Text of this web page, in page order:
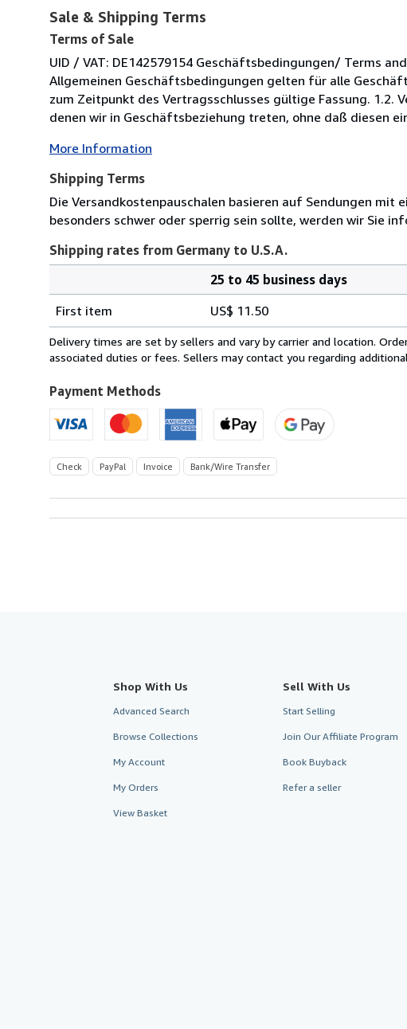
Sale & Shipping Terms
Terms of Sale
UID / VAT: DE142579154 Geschäftsbedingungen/ Terms
Allgemeinen Geschäftsbedingungen gelten für alle
zum Zeitpunkt des Vertragsschlusses gültige Fassung. 1.2.
denen wir in Geschäftsbeziehung treten, ohne daß diesen
More Information
Shipping Terms
Die Versandkostenpauschalen basieren auf Sendungen mit
besonders schwer oder sperrig sein sollte, werden wir Sie
Shipping rates from Germany to U.S.A.
rates
from
Germany
U.S.A.
25 to 45 business days
First item
US$ 11.50
Delivery times are set by sellers and vary by carrier and location.
associated duties or fees. Sellers may contact you regarding
Payment Methods
Check PayPal Invoice Bank/Wire Transfer
Shop With Us
Advanced Search
Browse Collections
My Account
My Orders
View Basket
Sell With Us
Start Selling
Join Our Affiliate Program
Book Buyback
Refer a seller